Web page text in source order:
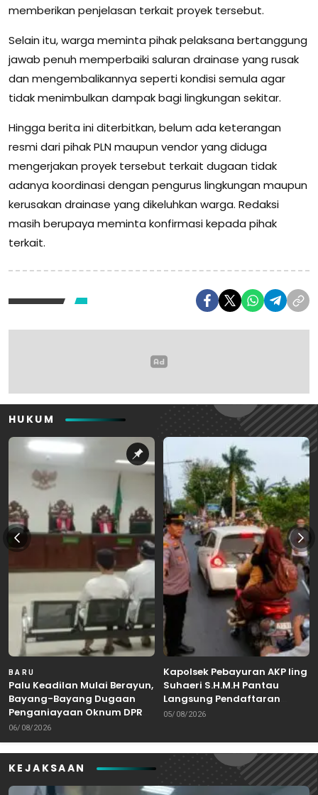
memberikan penjelasan terkait proyek tersebut.
Selain itu, warga meminta pihak pelaksana bertanggung
jawab penuh memperbaiki saluran drainase yang rusak
dan mengembalikannya seperti kondisi semula agar
tidak menimbulkan dampak bagi lingkungan sekitar.
Hingga berita ini diterbitkan, belum ada keterangan
resmi dari pihak PLN maupun vendor yang diduga
mengerjakan proyek tersebut terkait dugaan tidak
adanya koordinasi dengan pengurus lingkungan maupun
kerusakan drainase yang dikeluhkan warga. Redaksi
masih berupaya meminta konfirmasi kepada pihak
terkait.
HUKUM
BARU
Palu Keadilan Mulai Berayun,
Bayang-Bayang Dugaan
Penganiayaan Oknum DPRD
Bekasi Masuk Meja Hijau
06/08/2026
Kapolsek Pebayuran AKP Iing
Suhaeri S.H.M.H Pantau
Langsung Pendaftaran
Bakal Calon Kepala Desa di
05/08/2026
KEJAKSAAN